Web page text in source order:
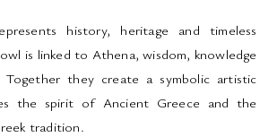
history, heritage and timeless
is linked to Athena, wisdom, knowledge
Together they create a symbolic artistic
the spirit of Ancient Greece and the
tradition.